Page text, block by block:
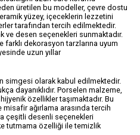
üretilen bu modeller, çevre dostu
yüzey, içeceklerin lezzetini
tarafından tercih edilmektedir.
ve desen seçenekleri sunmaktadır.
dekorasyon tarzlarına uyum
uzun yıllar
simgesi olarak kabul edilmektedir.
dayanıklıdır. Porselen malzeme,
özellikler taşımaktadır. Bu
ağırlama arasında tercih
çeşitli desenli seçenekleri
tutmama özelliği ile temizlik